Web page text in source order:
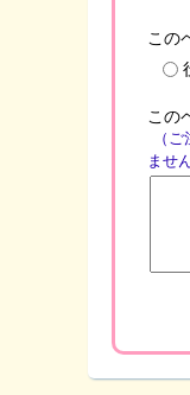
この
この
（
ませ